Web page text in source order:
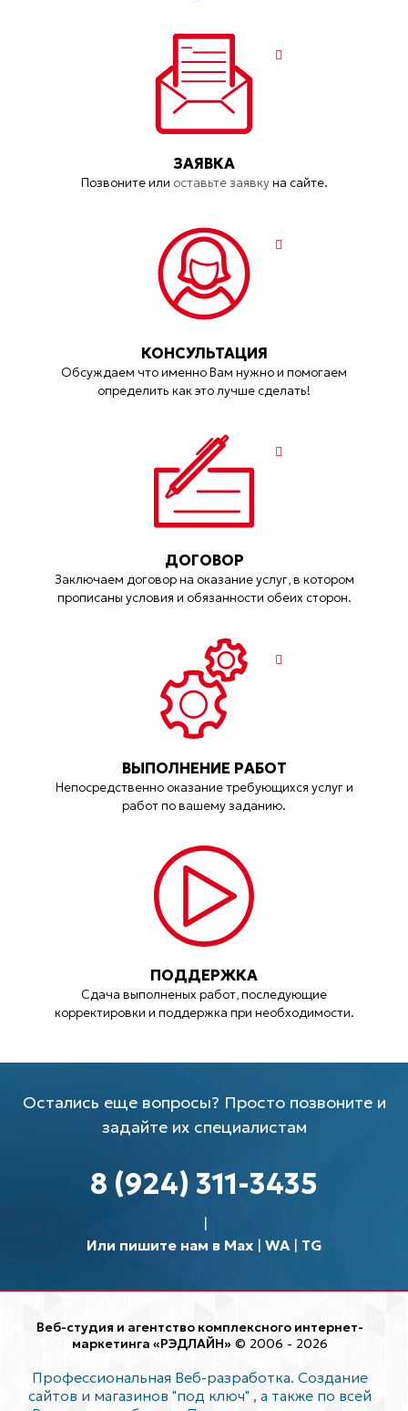
ЗАЯВКА
Позвоните или оставьте заявкуна сайте.
КОНСУЛЬТАЦИЯ
Обсуждаем что именно Вам нужно и помогаем
определить как это лучше сделать!
ДОГОВОР
Заключаем договор на оказание услуг, в котором
прописаны условия и обязанности обеих сторон.
ВЫПОЛНЕНИЕ РАБОТ
Непосредственно оказание требующихся услуг и
работ по вашему заданию.
ПОДДЕРЖКА
Сдача выполненых работ, последующие
корректировки и поддержка при необходимости.
Остались еще вопросы? Просто позвоните и
задайте их специалистам
8 (924) 311-3435
Или пишите нам в Max| WA| TG
Веб-студия и агентство комплексного интернет-
маркетинга «РЭДЛАЙН» © 2006 - 2026
Профессиональная Веб-разработка. Создание
сайтов и магазинов "под ключ" , а также по всей